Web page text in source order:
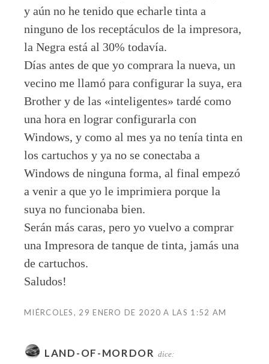
y aún no he tenido que echarle tinta a
ninguno de los receptáculos de la impresora,
la Negra está al 30% todavía.
Días antes de que yo comprara la nueva, un
vecino me llamó para configurar la suya, era
Brother y de las «inteligentes» tardé como
una hora en lograr configurarla con
Windows, y como al mes ya no tenía tinta en
los cartuchos y ya no se conectaba a
Windows de ninguna forma, al final empezó
a venir a que yo le imprimiera porque la
suya no funcionaba bien.
Serán más caras, pero yo vuelvo a comprar
una Impresora de tanque de tinta, jamás una
de cartuchos.
Saludos!
MIÉRCOLES, 29 ENERO DE 2020 A LAS 1:52 AM
LAND-OF-MORDOR dice: